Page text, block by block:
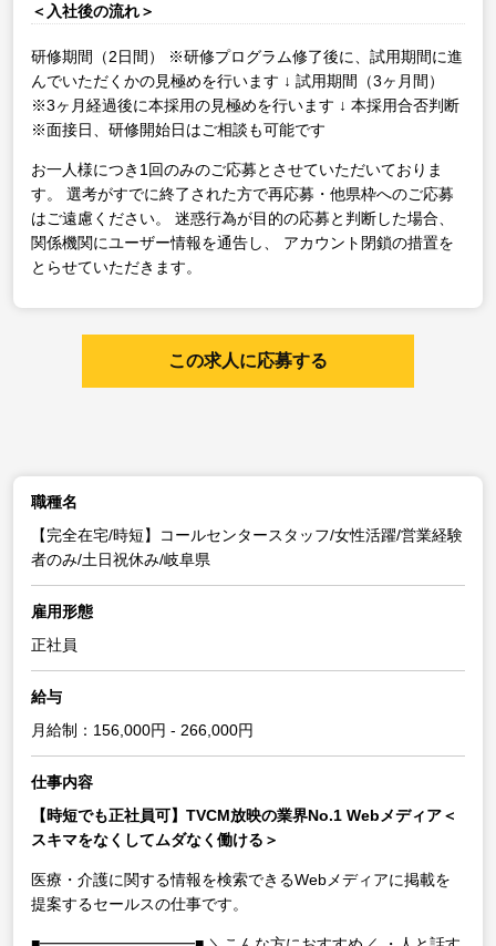
＜入社後の流れ＞
研修期間（2日間）
※研修プログラム修了後に、試用期間に進
んでいただくかの見極めを行います ↓ 試用期間（3ヶ月間）
※3ヶ月経過後に本採用の見極めを行います ↓ 本採用合否判断
※面接日、研修開始日はご相談も可能です
お一人様につき1回のみのご応募とさせていただいておりま
す。
選考がすでに終了された方で再応募・他県枠へのご応募
はご遠慮ください。
迷惑行為が目的の応募と判断した場合、
関係機関にユーザー情報を通告し、
アカウント閉鎖の措置を
とらせていただきます。
この求人に応募する
職種名
【完全在宅/時短】コールセンタースタッフ/女性活躍/営業経験
者のみ/土日祝休み/岐阜県
雇用形態
正社員
給与
月給制：156,000円 - 266,000円
仕事内容
【時短でも正社員可】TVCM放映の業界No.1 Webメディア＜
スキマをなくしてムダなく働ける＞
医療・介護に関する情報を検索できるWebメディアに掲載を
提案するセールスの仕事です。